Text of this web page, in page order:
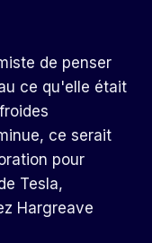
de penser
ce qu'elle était
ce serait
pour
Tesla,
Hargreave